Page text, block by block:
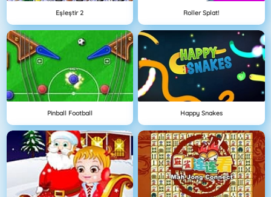
Eşleştir 2 Roller Splat!
Pinball Football Happy Snakes